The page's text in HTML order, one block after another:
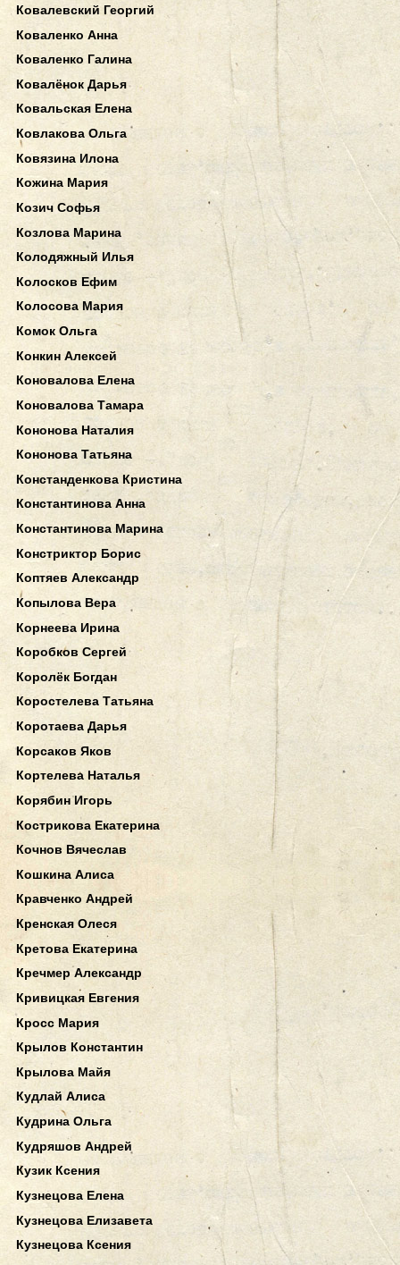
Ковалевский Георгий
Коваленко Анна
Коваленко Галина
Ковалёнок Дарья
Ковальская Елена
Ковлакова Ольга
Ковязина Илона
Кожина Мария
Козич Софья
Козлова Марина
Колодяжный Илья
Колосков Ефим
Колосова Мария
Комок Ольга
Конкин Алексей
Коновалова Елена
Коновалова Тамара
Кононова Наталия
Кононова Татьяна
Констанденкова Кристина
Константинова Анна
Константинова Марина
Констриктор Борис
Коптяев Александр
Копылова Вера
Корнеева Ирина
Коробков Сергей
Королёк Богдан
Коростелева Татьяна
Коротаева Дарья
Корсаков Яков
Кортелева Наталья
Корябин Игорь
Кострикова Екатерина
Кочнов Вячеслав
Кошкина Алиса
Кравченко Андрей
Кренская Олеся
Кретова Екатерина
Кречмер Александр
Кривицкая Евгения
Кросс Мария
Крылов Константин
Крылова Майя
Кудлай Алиса
Кудрина Ольга
Кудряшов Андрей
Кузик Ксения
Кузнецова Елена
Кузнецова Елизавета
Кузнецова Ксения